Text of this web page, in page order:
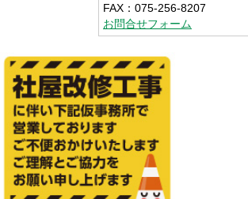
FAX：075-256-8207
お問合せフォーム